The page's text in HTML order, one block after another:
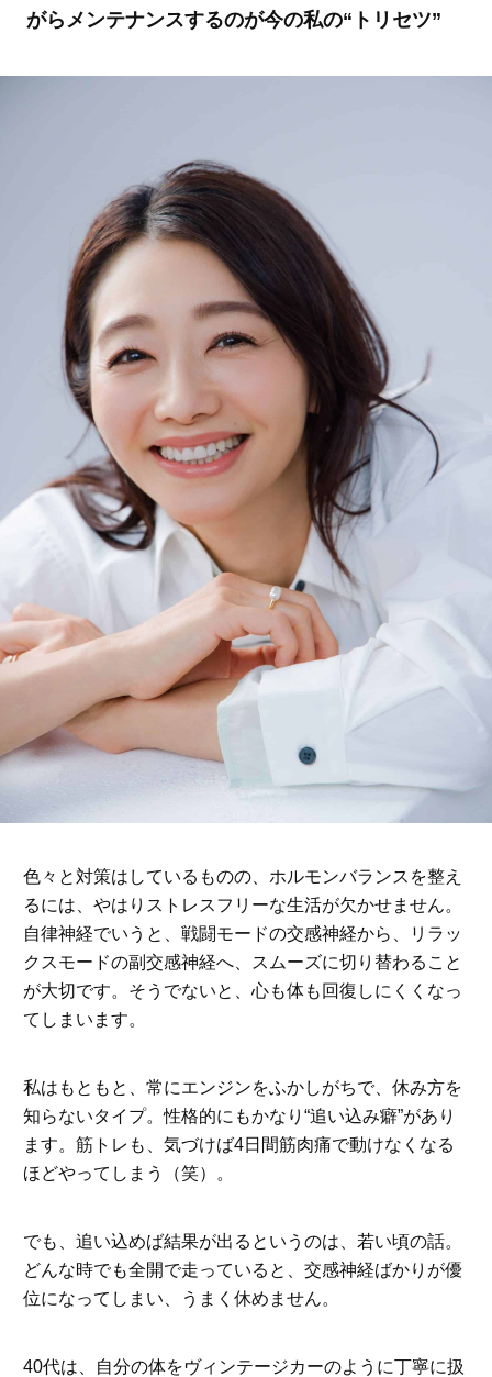
がらメンテナンスするのが今の私の“トリセツ”
色々と対策はしているものの、ホルモンバランスを整え
るには、やはりストレスフリーな生活が欠かせません。
自律神経でいうと、戦闘モードの交感神経から、リラッ
クスモードの副交感神経へ、スムーズに切り替わること
が大切です。そうでないと、心も体も回復しにくくなっ
てしまいます。
私はもともと、常にエンジンをふかしがちで、休み方を
知らないタイプ。性格的にもかなり“追い込み癖”があり
ます。筋トレも、気づけば4日間筋肉痛で動けなくなる
ほどやってしまう（笑）。
でも、追い込めば結果が出るというのは、若い頃の話。
どんな時でも全開で走っていると、交感神経ばかりが優
位になってしまい、うまく休めません。
40代は、自分の体をヴィンテージカーのように丁寧に扱